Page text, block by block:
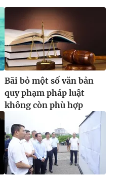
Bãi bỏ một số văn bản
quy phạm pháp luật
không còn phù hợp